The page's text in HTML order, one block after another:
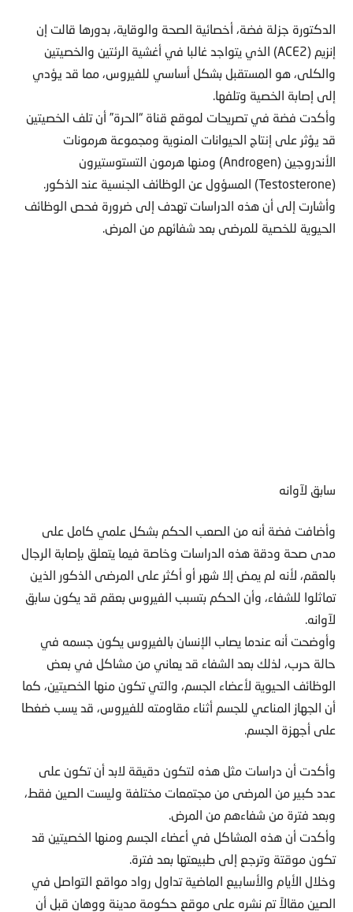
الدكتورة جزلة فضة، أخصائية الصحة والوقاية، بدورها قالت إن
إنزيم (ACE2) الذي يتواجد غالبا في أغشية الرئتين والخصيتين
والكلى، هو المستقبل بشكل أساسي للفيروس، مما قد يؤدي
إلى إصابة الخصية وتلفها.
وأكدت فضة في تصريحات لموقع قناة “الحرة” أن تلف الخصيتين
قد يؤثر على إنتاج الحيوانات المنوية ومجموعة هرمونات
الأندروجين (Androgen) ومنها هرمون التستوستيرون
(Testosterone) المسؤول عن الوظائف الجنسية عند الذكور.
وأشارت إلى أن هذه الدراسات تهدف إلى ضرورة فحص الوظائف
الحيوية للخصية للمرضى بعد شفائهم من المرض.
سابق لآوانه
وأضافت فضة أنه من الصعب الحكم بشكل علمي كامل على
مدى صحة ودقة هذه الدراسات وخاصة فيما يتعلق بإصابة الرجال
بالعقم، لأنه لم يمض إلا شهر أو أكثر على المرضى الذكور الذين
تماثلوا للشفاء، وأن الحكم بتسبب الفيروس بعقم قد يكون سابق
لآوانه.
وأوضحت أنه عندما يصاب الإنسان بالفيروس يكون جسمه في
حالة حرب، لذلك بعد الشفاء قد يعاني من مشاكل في بعض
الوظائف الحيوية لأعضاء الجسم، والتي تكون منها الخصيتين، كما
أن الجهاز المناعي للجسم أثناء مقاومته للفيروس، قد يسب ضغطا
على أجهزة الجسم.
وأكدت أن دراسات مثل هذه لتكون دقيقة لابد أن تكون على
عدد كبير من المرضى من مجتمعات مختلفة وليست الصين فقط،
وبعد فترة من شفاءهم من المرض.
وأكدت أن هذه المشاكل في أعضاء الجسم ومنها الخصيتين قد
تكون موقتة وترجع إلى طبيعتها بعد فترة.
وخلال الأيام والأسابيع الماضية تداول رواد مواقع التواصل في
الصين مقالاً تم نشره على موقع حكومة مدينة ووهان قبل أن